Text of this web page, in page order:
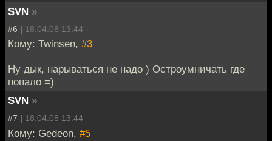
SVN »
#6 | 18.04.08 13:44
Кому: Twinsen, #3
Ну дык, нарываться не надо ) Остроумничать где
попало =)
SVN »
#7 | 18.04.08 13:44
Кому: Gedeon, #5